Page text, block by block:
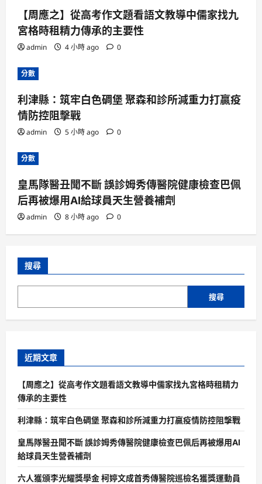
【周應之】從高考作文題看語文教導中儒家找九
宮格時租精力傳承的主要性
admin 4 小時 ago 0
分數
利津縣：筑牢白色碉堡 聚森和診所減重力打贏疫
情防控阻擊戰
admin 5 小時 ago 0
分數
皇馬隊醫丑聞不斷 誤診姆秀傳醫院健康檢查巴佩
后再被爆用AI給球員天生營養補劑
admin 8 小時 ago 0
搜尋
搜尋
近期文章
【周應之】從高考作文題看語文教導中儒家找九宮格時租精力
傳承的主要性
利津縣：筑牢白色碉堡 聚森和診所減重力打贏疫情防控阻擊戰
皇馬隊醫丑聞不斷 誤診姆秀傳醫院健康檢查巴佩后再被爆用AI
給球員天生營養補劑
六人獲頒李光耀獎學金 柯婷文成首秀傳醫院巡檢名獲獎運動員